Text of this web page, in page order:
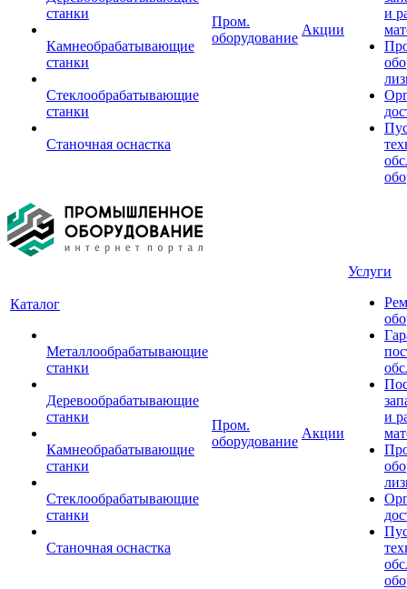
станки
Камнеобрабатывающие
станки
Стеклообрабатывающие
станки
Станочная оснастка
Пром.
оборудование
Акции
и
Каталог
Металлообрабатывающие
станки
Деревообрабатывающие
станки
Камнеобрабатывающие
станки
Стеклообрабатывающие
станки
Станочная оснастка
Пром.
оборудование
Акции
Услуги
и